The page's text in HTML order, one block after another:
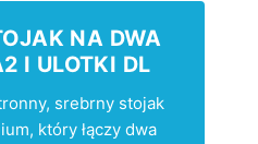
NA DWA
I ULOTKI DL
srebrny stojak
który łączy dwa